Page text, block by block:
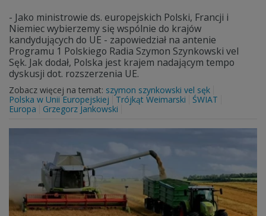
- Jako ministrowie ds. europejskich Polski, Francji i
Niemiec wybierzemy się wspólnie do krajów
kandydujących do UE - zapowiedział na antenie
Programu 1 Polskiego Radia Szymon Szynkowski vel
Sęk. Jak dodał, Polska jest krajem nadającym tempo
dyskusji dot. rozszerzenia UE.
Zobacz więcej na temat: szymon szynkowski vel sęk
Polska w Unii Europejskiej
Trójkąt Weimarski
ŚWIAT
Europa
Grzegorz Jankowski